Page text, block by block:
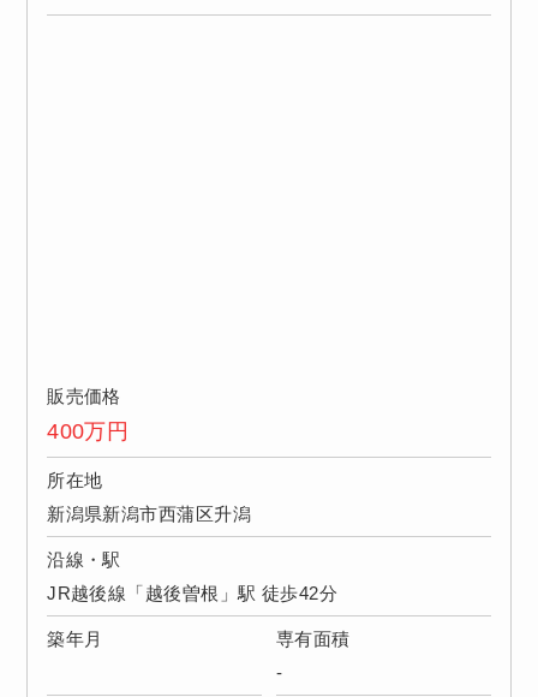
販売価格
400万円
所在地
新潟県新潟市西蒲区升潟
沿線・駅
JR越後線「越後曽根」駅 徒歩42分
築年月
専有面積
-